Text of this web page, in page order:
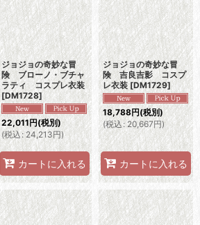
ジョジョの奇妙な冒
険 ブローノ・ブチャ
ラティ コスプレ衣装
[DM1728]
22,011円(税別)
(税込: 24,213円)
カートに入れる
ジョジョの奇妙な冒
険 吉良吉影 コスプ
レ衣装 [DM1729]
18,788円(税別)
(税込: 20,667円)
カートに入れる